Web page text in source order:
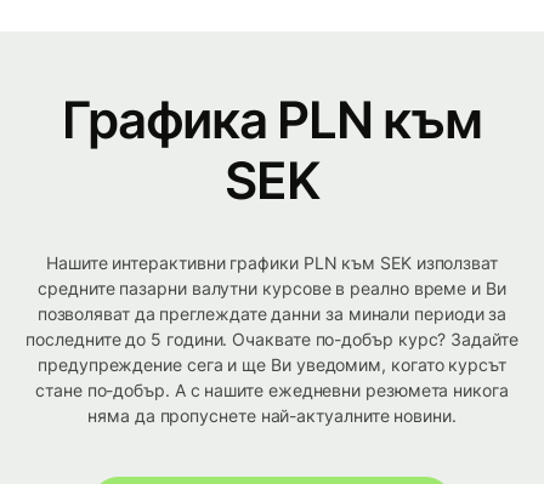
Графика PLN към
SEK
Нашите интерактивни графики PLN към SEK използват
средните пазарни валутни курсове в реално време и Ви
позволяват да преглеждате данни за минали периоди за
последните до 5 години. Очаквате по-добър курс? Задайте
предупреждение сега и ще Ви уведомим, когато курсът
стане по-добър. А с нашите ежедневни резюмета никога
няма да пропуснете най-актуалните новини.